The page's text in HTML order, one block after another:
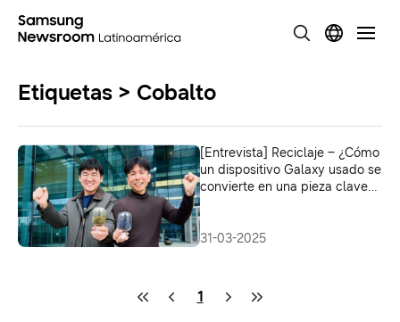
Etiquetas > Cobalto
[Entrevista] Reciclaje – ¿Cómo
un dispositivo Galaxy usado se
convierte en una pieza clave
de baterías de Samsung
31-03-2025
1